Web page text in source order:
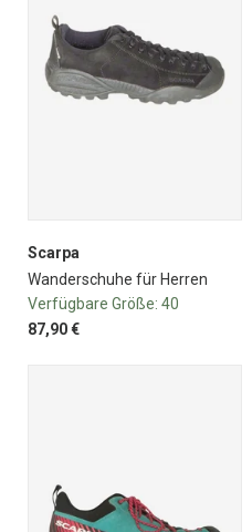
Scarpa
Wanderschuhe für Herren
Verfügbare Größe: 40
87,90 €